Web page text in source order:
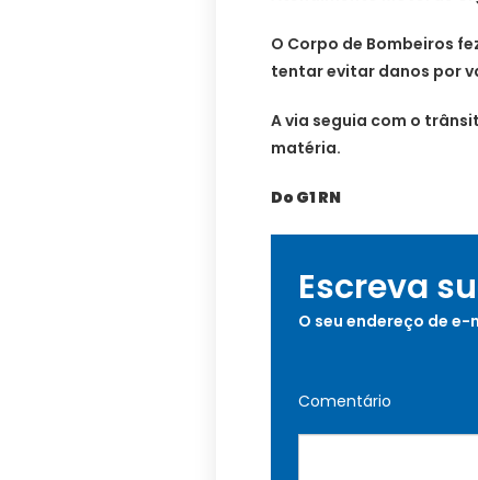
O Corpo de Bombeiros
tentar evitar danos por
A via seguia com o
matéria.
Do G1 RN
Escreva
O seu endereço de
Comentário